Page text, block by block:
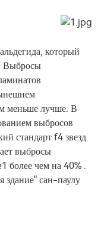
который
Выбросы
меньше лучше. В
выбросов
стандарт f4 звезд.
выбросы
более чем на 40% .
здание" сан-паулу